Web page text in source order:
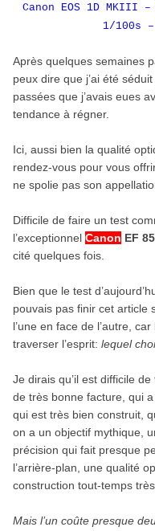
Canon EOS 1D MKIII –
1/100s
Après quelques semaines
peux dire que j’ai été
passées que j’avais eues
tendance à régner.
Ici, aussi bien la qualité
rendez-vous pour vous
ne spolie pas son
Difficile de faire un test
l’exceptionnel Canon EF
cité quelques fois.
Bien que le test
pouvais pas finir cet article
l’une en face de l’autre,
traverser l’esprit: lequel
Je dirais qu’il est difficile
de très bonne facture, qui a
qui est très bien construit,
on a un objectif mythique,
précision qui fait presque
l’arrière-plan, une qualité
construction tout-temps
Mais l’un coûte presque